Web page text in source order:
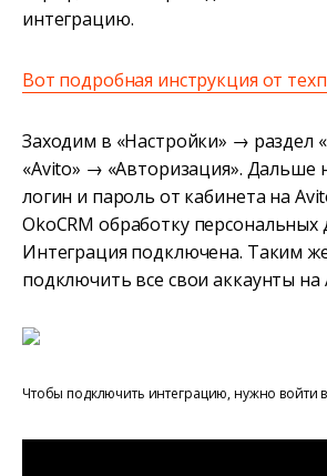
интеграцию.
Вот подробная инструкция от
Заходим в «Настройки» → раздел
«Avito» → «Авторизация». Дальше
логин и пароль от кабинета на
OkoCRM обработку персональных
Интеграция подключена. Таким
подключить все свои аккаунты на
Чтобы подключить интеграцию, нужно войти в